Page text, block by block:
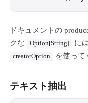
ドキュメントの
クな
Option[String] に
creatorOption を使って
テキスト抽出